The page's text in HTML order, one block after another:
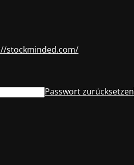
stockminded.com/
Passwort zurücksetzen